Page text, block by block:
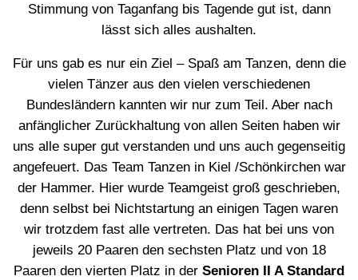
Stimmung von Taganfang bis Tagende gut ist, dann
lässt sich alles aushalten.
Für uns gab es nur ein Ziel – Spaß am Tanzen, denn die
vielen Tänzer aus den vielen verschiedenen
Bundesländern kannten wir nur zum Teil. Aber nach
anfänglicher Zurückhaltung von allen Seiten haben wir
uns alle super gut verstanden und uns auch gegenseitig
angefeuert. Das Team Tanzen in Kiel /Schönkirchen war
der Hammer. Hier wurde Teamgeist groß geschrieben,
denn selbst bei Nichtstartung an einigen Tagen waren
wir trotzdem fast alle vertreten. Das hat bei uns von
jeweils 20 Paaren den sechsten Platz und von 18
Paaren den vierten Platz in der Senioren II A Standard